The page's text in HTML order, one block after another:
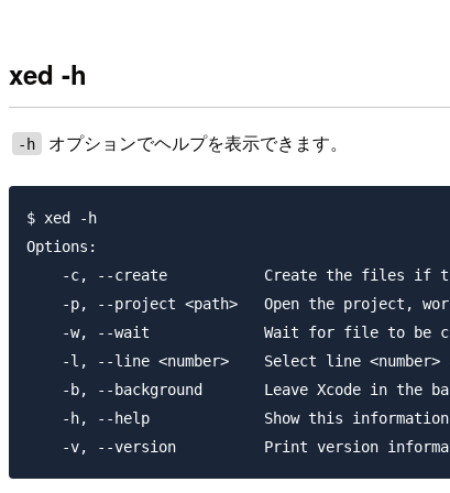
xed -h
-h オプションでヘルプを表示できます。
$ xed -h
Options:
-c, --create           Create the files if
-p, --project <path>   Open the project,
-w, --wait             Wait for file to be
-l, --line <number>    Select line <number>
-b, --background       Leave Xcode in the
-h, --help             Show this